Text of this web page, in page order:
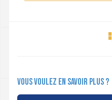
Vous voulez en savoir plus ?